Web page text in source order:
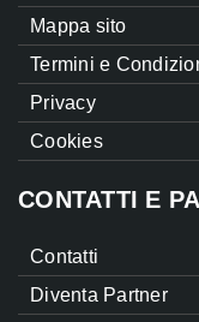
Mappa sito
Termini e
Privacy
Cookies
CONTATTI E
Contatti
Diventa Partner